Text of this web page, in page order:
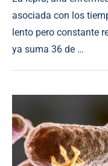
asociada con los
lento pero constante
ya suma 36 de …